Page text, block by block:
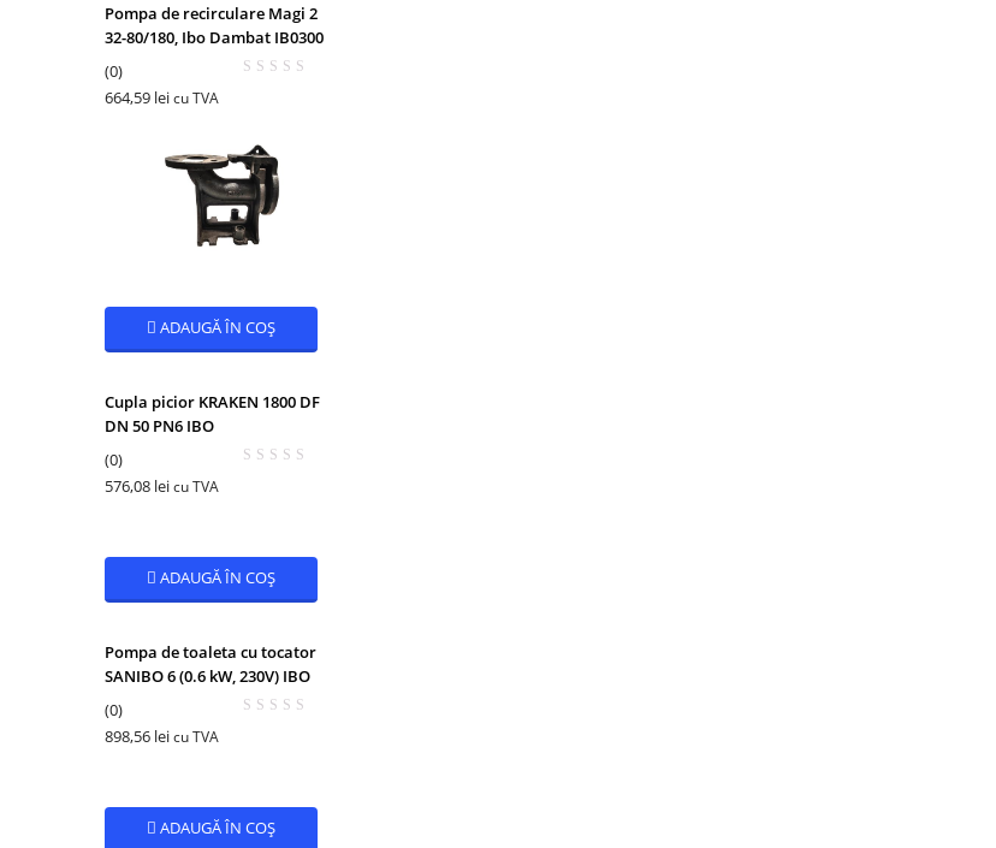
Pompa de recirculare Magi 2
32-80/180, Ibo Dambat IB0300
(0)
664,59 leicu TVA
ADAUGĂ ÎN COȘ
Cupla picior KRAKEN 1800 DF
DN 50 PN6 IBO
(0)
576,08 leicu TVA
ADAUGĂ ÎN COȘ
Pompa de toaleta cu tocator
SANIBO 6 (0.6 kW, 230V) IBO
(0)
898,56 leicu TVA
ADAUGĂ ÎN COȘ